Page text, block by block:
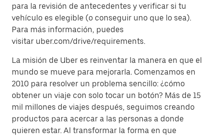
para la revisión de antecedentes y verificar si tu
vehículo es elegible (o conseguir uno que lo sea).
Para más información, puedes
visitar uber.com/drive/requirements.
La misión de Uber es reinventar la manera en que el
mundo se mueve para mejorarla. Comenzamos en
2010 para resolver un problema sencillo: ¿cómo
obtener un viaje con solo tocar un botón? Más de 15
mil millones de viajes después, seguimos creando
productos para acercar a las personas a donde
quieren estar. Al transformar la forma en que